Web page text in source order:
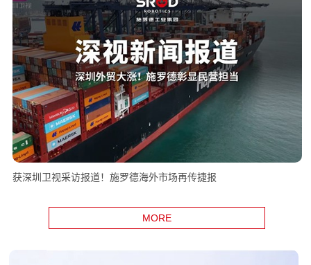
获深圳卫视采访报道！施罗德海外市场再传捷报
MORE